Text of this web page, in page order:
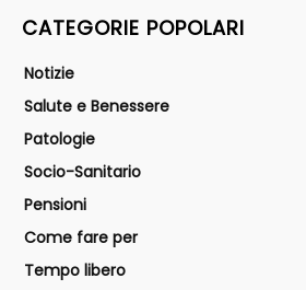
CATEGORIE POPOLARI
Notizie
Salute e Benessere
Patologie
Socio-Sanitario
Pensioni
Come fare per
Tempo libero